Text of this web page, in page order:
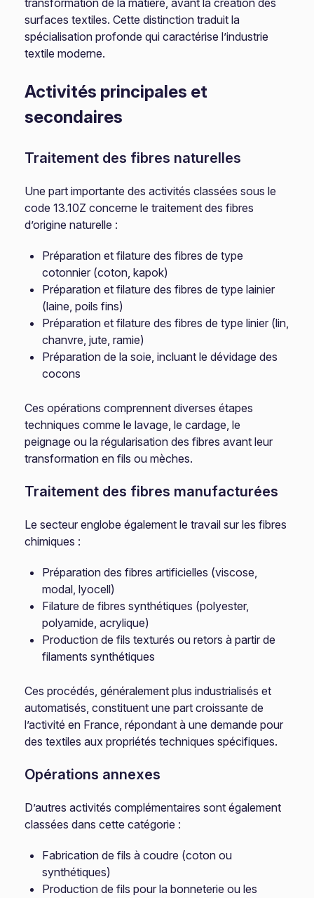
transformation de la matière, avant la création des
surfaces textiles. Cette distinction traduit la
spécialisation profonde qui caractérise l’industrie
textile moderne.
Activités principales et
secondaires
Traitement des fibres naturelles
Une part importante des activités classées sous le
code 13.10Z concerne le traitement des fibres
d’origine naturelle :
Préparation et filature des fibres de type
cotonnier (coton, kapok)
Préparation et filature des fibres de type lainier
(laine, poils fins)
Préparation et filature des fibres de type linier (lin,
chanvre, jute, ramie)
Préparation de la soie, incluant le dévidage des
cocons
Ces opérations comprennent diverses étapes
techniques comme le lavage, le cardage, le
peignage ou la régularisation des fibres avant leur
transformation en fils ou mèches.
Traitement des fibres manufacturées
Le secteur englobe également le travail sur les fibres
chimiques :
Préparation des fibres artificielles (viscose,
modal, lyocell)
Filature de fibres synthétiques (polyester,
polyamide, acrylique)
Production de fils texturés ou retors à partir de
filaments synthétiques
Ces procédés, généralement plus industrialisés et
automatisés, constituent une part croissante de
l’activité en France, répondant à une demande pour
des textiles aux propriétés techniques spécifiques.
Opérations annexes
D’autres activités complémentaires sont également
classées dans cette catégorie :
Fabrication de fils à coudre (coton ou
synthétiques)
Production de fils pour la bonneterie ou les